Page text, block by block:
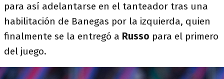
para así adelantarse en el tanteador tras una
habilitación de Banegas por la izquierda, quien
finalmente se la entregó a Russo para el primero
del juego.